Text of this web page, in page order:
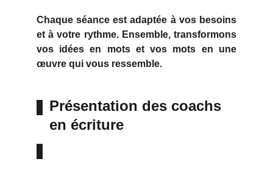
Présentation des coachs
en écriture
Chaque séance est adaptée à vos besoins
et à votre rythme. Ensemble, transformons
vos idées en mots et vos mots en une
œuvre qui vous ressemble.